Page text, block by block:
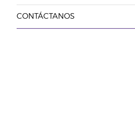
CONTÁCTANOS